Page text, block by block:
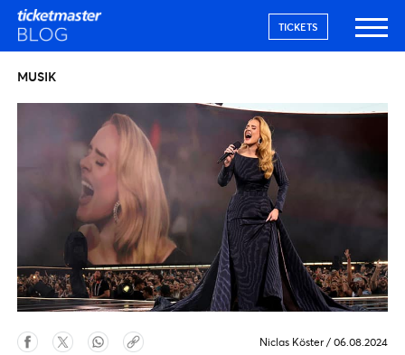
TICKETS
MUSIK
Niclas Köster / 06.08.2024